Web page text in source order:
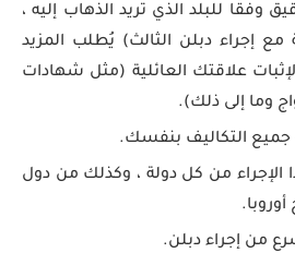
وفقًا للبلد الذي تريد الذهاب إليه ،
مع إجراء دبلن الثالث) يُطلب المزيد
علاقتك العائلية (مثل شهادات
وما إلى ذلك).
التكاليف بنفسك.
الإجراء من كل دولة ، وكذلك من دول
من إجراء دبلن.